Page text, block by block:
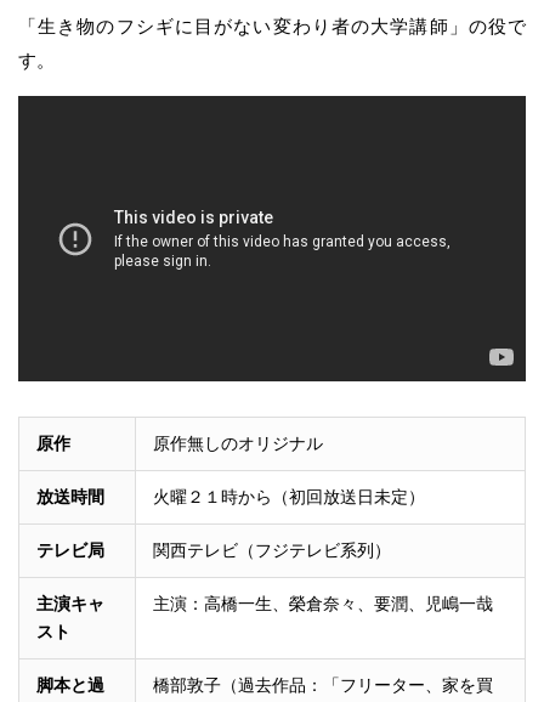
「生き物のフシギに目がない変わり者の大学講師」の役で
す。
原作 原作無しのオリジナル
放送時間 火曜２１時から（初回放送日未定）
テレビ局 関西テレビ（フジテレビ系列）
主演キャ
スト
主演：高橋一生、榮倉奈々、要潤、児嶋一哉
脚本と過
橋部敦子（過去作品：「フリーター、家を買